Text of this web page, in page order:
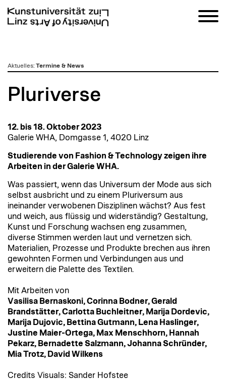
zumAktuelles: Termine & News
Pluriverse
12. bis 18. Oktober 2023
Galerie WHA, Domgasse 1, 4020 Linz
Studierende von Fashion & Technology zeigen ihre
Arbeiten in der Galerie WHA.
Was passiert, wenn das Universum der Mode aus sich
selbst ausbricht und zu einem Pluriversum aus
ineinander verwobenen Disziplinen wächst? Aus fest
und weich, aus flüssig und widerständig? Gestaltung,
Kunst und Forschung wachsen eng zusammen,
diverse Stimmen werden laut und vernetzen sich.
Materialien, Prozesse und Produkte brechen aus ihren
gewohnten Formen und Verbindungen aus und
erweitern die Palette des Textilen.
Mit Arbeiten von
Vasilisa Bernaskoni, Corinna Bodner, Gerald
Brandstätter, Carlotta Buchleitner, Marija Dordevic,
Marija Dujovic, Bettina Gutmann, Lena Haslinger,
Justine Maier-Ortega, Max Menschhorn, Hannah
Pekarz, Bernadette Salzmann, Johanna Schründer,
Mia Trotz, David Wilkens
Credits Visuals: Sander Hofstee